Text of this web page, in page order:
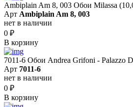
Ambiplain Am 8, 003 Обои Milassa
Арт Ambiplain Am 8, 003
нет в наличии
0 ₽
В корзину
7011-6 Обои Andrea Grifoni - Palazzo
Арт 7011-6
нет в наличии
0 ₽
В корзину